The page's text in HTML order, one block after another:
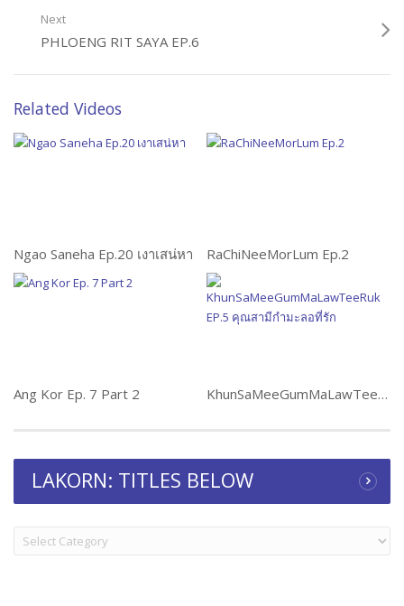
Next
PHLOENG RIT SAYA EP.6
Related Videos
Ngao Saneha Ep.20 เงาเสน่หา RaChiNeeMorLum Ep.2
Ang Kor Ep. 7 Part 2 KhunSaMeeGumMaLawTeeRuk EP.5 คุณสามีกำมะลอที่รัก
LAKORN: TITLES BELOW
LAKORN:
TITLES